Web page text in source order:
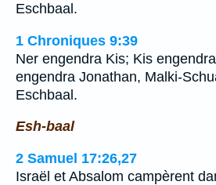
Eschbaal.
1 Chroniques 9:39
Ner engendra Kis; Kis
engendra Jonathan, Malki-
Eschbaal.
Esh-baal
2 Samuel 17:26,27
Israël et Absalom campèrent